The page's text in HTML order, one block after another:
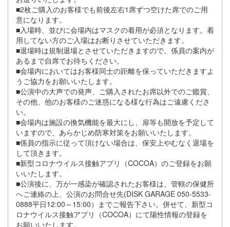
■2枚ご購入のお客様でも前後左右1席ずつ空けた席でのご用
意になります。
■入場時、並びに会場内はマスクの着用が必須となります。着
用してない方のご入場はお断りさせていただきます。
■退場時は規制退場とさせていただきますので、係員の案内が
あるまで自席でお待ちください。
■会場内においてはお客様同士の距離を保っていただきますよ
うご協力をお願いいたします。
■公演中の大声での発声、ご購入されたお席以外でのご鑑賞、
その他、他のお客様のご迷惑になる様な行為はご遠慮くださ
い。
■会場内は施設の換気機能を最大にし、扉等も開放を予定して
いますので、あらかじめ防寒対策をお願いいたします。
■係員の指示に従って頂けない場合は、保安上やむなく退場を
して頂きます。
■新型コロナウイルス接触アプリ（COCOA）のご登録をお願
いいたします。
■公演後に、万が一感染が確認されたお客様は、管轄の保健所
へご連絡の上、公演のお問合せ先(DISK GARAGE 050-5533-
0888平日12:00～15:00）までご報告下さい。併せて、新型コ
ロナウイルス接触アプリ（COCOA）にて陽性情報の登録を
お願いいたします。